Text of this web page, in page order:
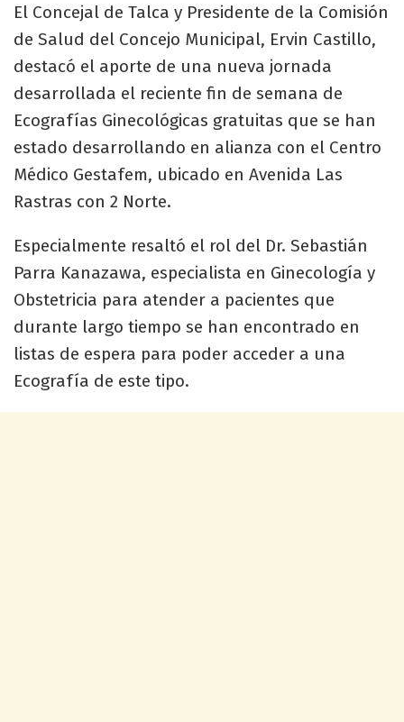
El Concejal de Talca y Presidente de la Comisión
de Salud del Concejo Municipal, Ervin Castillo,
destacó el aporte de una nueva jornada
desarrollada el reciente fin de semana de
Ecografías Ginecológicas gratuitas que se han
estado desarrollando en alianza con el Centro
Médico Gestafem, ubicado en Avenida Las
Rastras con 2 Norte.
Especialmente resaltó el rol del Dr. Sebastián
Parra Kanazawa, especialista en Ginecología y
Obstetricia para atender a pacientes que
durante largo tiempo se han encontrado en
listas de espera para poder acceder a una
Ecografía de este tipo.